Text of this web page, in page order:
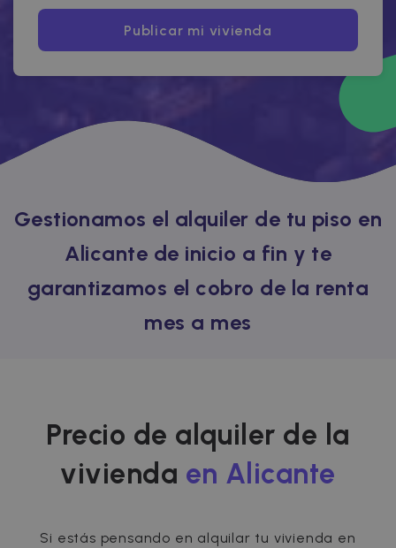
Publicar mi vivienda
Gestionamos el alquiler de tu piso en
Alicante de inicio a fin y te
garantizamos el cobro de la renta
mes a mes
Precio de alquiler de la
vivienda en Alicante
Si estás pensando en alquilar tu vivienda en